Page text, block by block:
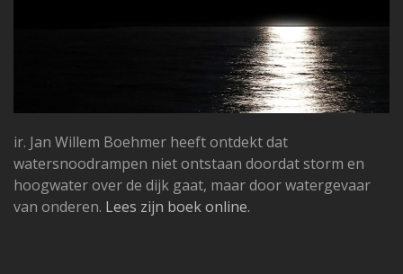
ir. Jan Willem Boehmer heeft ontdekt dat
watersnoodrampen niet ontstaan doordat storm en
hoogwater over de dijk gaat, maar door watergevaar
van onderen. Lees zijn boek online.